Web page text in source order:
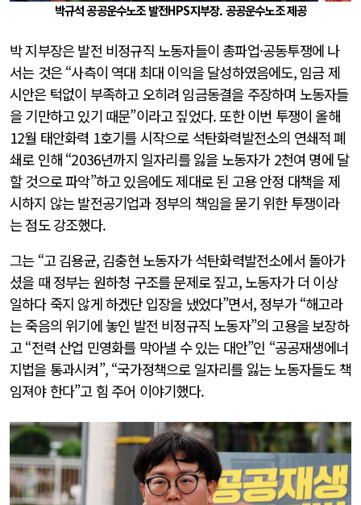
박규석 공공운수노조 발전HPS지부장. 공공운수노조 제공
박 지부장은 발전 비정규직 노동자들이 총파업·공동투쟁에 나
서는 것은 “사측이 역대 최대 이익을 달성하였음에도, 임금 제
시안은 턱없이 부족하고 오히려 임금동결을 주장하며 노동자들
을 기만하고 있기 때문”이라고 짚었다. 또한 이번 투쟁이 올해
12월 태안화력 1호기를 시작으로 석탄화력발전소의 연쇄적 폐
쇄로 인해 “2036년까지 일자리를 잃을 노동자가 2천여 명에 달
할 것으로 파악”하고 있음에도 제대로 된 고용 안정 대책을 제
시하지 않는 발전공기업과 정부의 책임을 묻기 위한 투쟁이라
는 점도 강조했다.
그는 “고 김용균, 김충현 노동자가 석탄화력발전소에서 돌아가
셨을 때 정부는 원하청 구조를 문제로 짚고, 노동자가 더 이상
일하다 죽지 않게 하겠단 입장을 냈었다”면서, 정부가 “해고라
는 죽음의 위기에 놓인 발전 비정규직 노동자”의 고용을 보장하
고 “전력 산업 민영화를 막아낼 수 있는 대안”인 “공공재생에너
지법을 통과시켜”, “국가정책으로 일자리를 잃는 노동자들도 책
임져야 한다”고 힘 주어 이야기했다.